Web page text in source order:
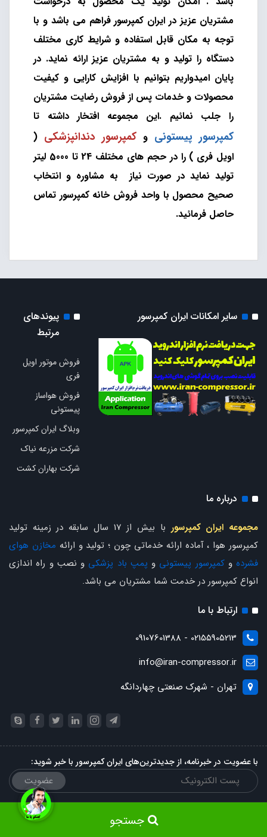
مشتریان عزیز در ایران کمپرسور فراهم می باشد و با
توجه به مکان قابل استفاده و شرایط کاری مختلف
دستگاه را تولید و به مشتریان عزیز ارائه نماید. در
پایان امیدواریم بتوانیم با افزایش کارایی و کیفیت
محصولات و خدمات پس از فروش رضایت مشتریان
را جلب نمائیم .این مجموعه افتخار داشته تا
کمپرسور پیستونی و کمپرسور دندانپزشکی (
اویل فری ) را در حجم های مختلف 24 تا 5000 لیتر
تولید نماید در صورت نیاز به مشاوره و انتخاب
صحیح محصول باواحد فروش خانه کمپرسور تماس
حاصل فرمائید.
جستجو
سایر امکانات ایران کمپرسور
پیوندهای
مرتبط
فروش موتور اویل
فری
فروش هواساز
پیستونی
وبلاگ ایران کمپرسور
شرکت مزرعه نیاک
شرکت بهاران کشت
درباره ما
مجموعه ایران کمپرسور
با بیش از 17 سال سابقه در زمینه تولید
کمپرسور هوا ، آماده ارائه خدماتی چون ؛ تولید و ارائه مخازن هوای
فشرده وکمپرسور پیستونی و پمپ باد پزشکی و نصب و راه اندازی
انواع کمپرسور در خدمت شما مشتریان می باشد.
ارتباط با ما
02155905213 - 09107601388
info@iran-compressor.ir
تهران - شهرک صنعتی چهاردانگه
با عضویت در خبرنامه، از جدیدترین‌های ایران کمپرسور با خبر شوید:
عضویت